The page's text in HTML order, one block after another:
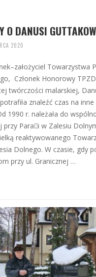
O DANUSI
2020
Towarzystwa
Członek Honorowy
twórczości malarskiej,
znaleźć czas na
1990 r. należała do
przy Parai w Zalesiu
reaktywowanego
Dolnego. W czasie, gdy
przy ul. Granicznej …